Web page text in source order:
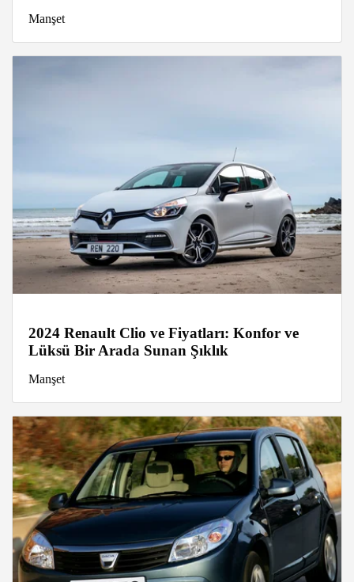
Manşet
2024 Renault Clio ve Fiyatları: Konfor ve
Lüksü Bir Arada Sunan Şıklık
Manşet